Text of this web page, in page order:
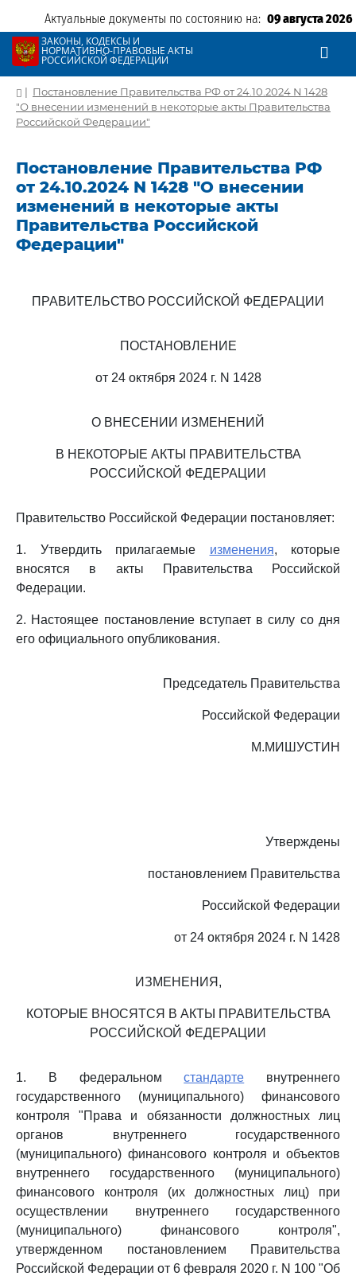
Актуальные документы по состоянию на: 09 августа 2026
ЗАКОНЫ, КОДЕКСЫ И
НОРМАТИВНО-ПРАВОВЫЕ АКТЫ
РОССИЙСКОЙ ФЕДЕРАЦИИ
| Постановление Правительства РФ от 24.10.2024 N 1428
"О внесении изменений в некоторые акты Правительства
Российской Федерации"
Постановление Правительства РФ
от 24.10.2024 N 1428 "О внесении
изменений в некоторые акты
Правительства Российской
Федерации"
ПРАВИТЕЛЬСТВО РОССИЙСКОЙ ФЕДЕРАЦИИ
ПОСТАНОВЛЕНИЕ
от 24 октября 2024 г. N 1428
О ВНЕСЕНИИ ИЗМЕНЕНИЙ
В НЕКОТОРЫЕ АКТЫ ПРАВИТЕЛЬСТВА
РОССИЙСКОЙ ФЕДЕРАЦИИ
Правительство Российской Федерации постановляет:
1. Утвердить прилагаемые изменения, которые
вносятся в акты Правительства Российской
Федерации.
2. Настоящее постановление вступает в силу со дня
его официального опубликования.
Председатель Правительства
Российской Федерации
М.МИШУСТИН
Утверждены
постановлением Правительства
Российской Федерации
от 24 октября 2024 г. N 1428
ИЗМЕНЕНИЯ,
КОТОРЫЕ ВНОСЯТСЯ В АКТЫ ПРАВИТЕЛЬСТВА
РОССИЙСКОЙ ФЕДЕРАЦИИ
1. В федеральномстандарте внутреннего
государственного (муниципального) финансового
контроля "Права и обязанности должностных лиц
органов внутреннего государственного
(муниципального) финансового контроля и объектов
внутреннего государственного (муниципального)
финансового контроля (их должностных лиц) при
осуществлении внутреннего государственного
(муниципального) финансового контроля",
утвержденном постановлением Правительства
Российской Федерации от 6 февраля 2020 г. N 100 "Об